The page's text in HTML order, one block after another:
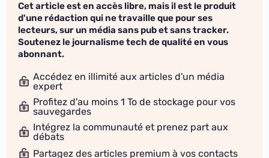
Cet article est en accès libre, mais il est le produit
d'une rédaction qui ne travaille que pour ses
lecteurs, sur un média sans pub et sans tracker.
Soutenez le journalisme tech de qualité en vous
abonnant.
Accédez en illimité aux articles d'un média
expert
Profitez d'au moins 1 To de stockage pour vos
sauvegardes
Intégrez la communauté et prenez part aux
débats
Partagez des articles premium à vos contacts